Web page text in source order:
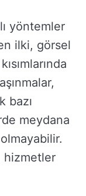
yöntemler
ilki, görsel
bazı
meydana
hizmetler